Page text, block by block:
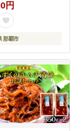
円
那覇市